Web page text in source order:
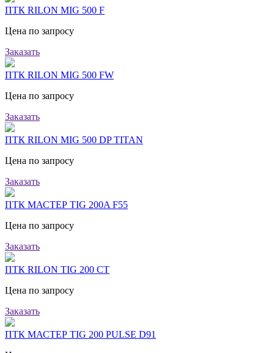
ПТК RILON MIG 500 F
Цена по запросу
Заказать
ПТК RILON MIG 500 FW
Цена по запросу
Заказать
ПТК RILON MIG 500 DP TITAN
Цена по запросу
Заказать
ПТК МАСТЕР TIG 200A F55
Цена по запросу
Заказать
ПТК RILON TIG 200 CT
Цена по запросу
Заказать
ПТК МАСТЕР TIG 200 PULSE D91